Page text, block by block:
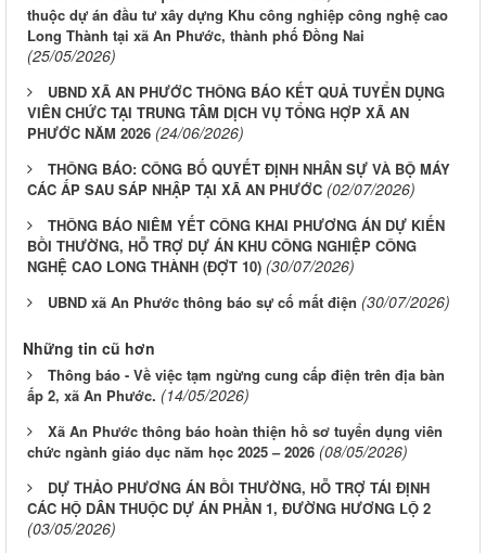
thuộc dự án đầu tư xây dựng Khu công nghiệp công nghệ cao
Long Thành tại xã An Phước, thành phố Đồng Nai
(25/05/2026)
UBND XÃ AN PHƯỚC THÔNG BÁO KẾT QUẢ TUYỂN DỤNG
VIÊN CHỨC TẠI TRUNG TÂM DỊCH VỤ TỔNG HỢP XÃ AN
PHƯỚC NĂM 2026 (24/06/2026)
THÔNG BÁO: CÔNG BỐ QUYẾT ĐỊNH NHÂN SỰ VÀ BỘ MÁY
CÁC ẤP SAU SÁP NHẬP TẠI XÃ AN PHƯỚC (02/07/2026)
THÔNG BÁO NIÊM YẾT CÔNG KHAI PHƯƠNG ÁN DỰ KIẾN
BỒI THƯỜNG, HỖ TRỢ DỰ ÁN KHU CÔNG NGHIỆP CÔNG
NGHỆ CAO LONG THÀNH (ĐỢT 10) (30/07/2026)
UBND xã An Phước thông báo sự cố mất điện (30/07/2026)
Những tin cũ hơn
Thông báo - Về việc tạm ngừng cung cấp điện trên địa bàn
ấp 2, xã An Phước. (14/05/2026)
Xã An Phước thông báo hoàn thiện hồ sơ tuyển dụng viên
chức ngành giáo dục năm học 2025 – 2026 (08/05/2026)
DỰ THẢO PHƯƠNG ÁN BỒI THƯỜNG, HỖ TRỢ TÁI ĐỊNH
CÁC HỘ DÂN THUỘC DỰ ÁN PHẦN 1, ĐƯỜNG HƯƠNG LỘ 2
(03/05/2026)